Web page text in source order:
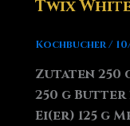
Twix
Kochbucher/
Zutaten
250 g Butter
Ei(er) 125 g